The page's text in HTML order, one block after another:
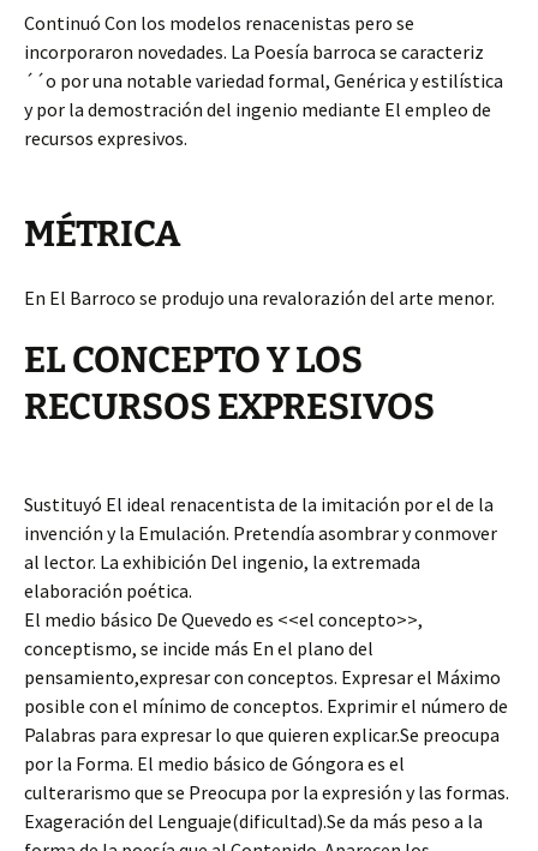
Continuó Con los modelos renacenistas pero se
incorporaron novedades. La Poesía barroca se caracteriz
´´o por una notable variedad formal, Genérica y estilística
y por la demostración del ingenio mediante El empleo de
recursos expresivos.
MÉTRICA
En El Barroco se produjo una revalorazión del arte menor.
EL CONCEPTO Y LOS
RECURSOS EXPRESIVOS
Sustituyó El ideal renacentista de la imitación por el de la
invención y la Emulación. Pretendía asombrar y conmover
al lector. La exhibición Del ingenio, la extremada
elaboración poética.
El medio básico De Quevedo es <<el concepto>>,
conceptismo, se incide más En el plano del
pensamiento,expresar con conceptos. Expresar el Máximo
posible con el mínimo de conceptos. Exprimir el número de
Palabras para expresar lo que quieren explicar.Se preocupa
por la Forma. El medio básico de Góngora es el
culterarismo que se Preocupa por la expresión y las formas.
Exageración del Lenguaje(dificultad).Se da más peso a la